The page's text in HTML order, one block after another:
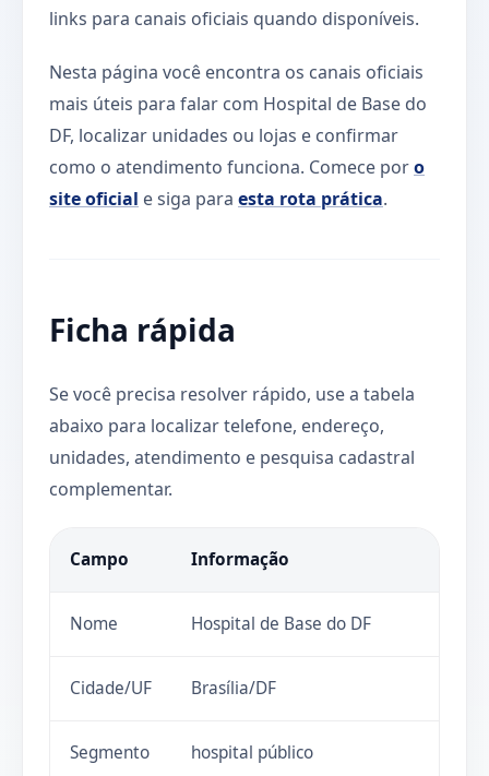
links para canais oficiais quando disponíveis.
Nesta página você encontra os canais oficiais
mais úteis para falar com Hospital de Base do
DF, localizar unidades ou lojas e confirmar
como o atendimento funciona. Comece poro
site oficial e siga para esta rota prática.
Ficha rápida
Se você precisa resolver rápido, use a tabela
abaixo para localizar telefone, endereço,
unidades, atendimento e pesquisa cadastral
complementar.
Campo Informação
Nome Hospital de Base do DF
Cidade/UF Brasília/DF
Segmento hospital público